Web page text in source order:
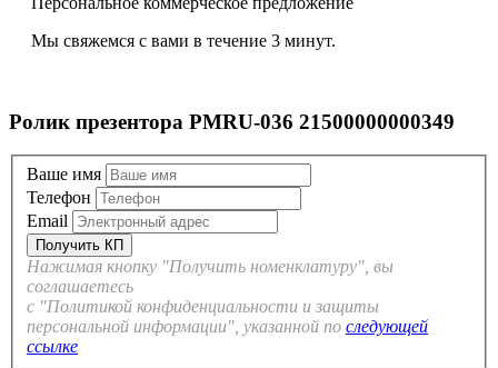
Мы свяжемся с вами в течение 3 минут.
Ролик презентора PMRU-036 21500000000349
Ваше имя
Телефон
Email
Нажимая кнопку "Получить номенклатуру", вы
соглашаетесь
с "Политикой конфиденциальности и защиты
персональной информации", указанной по следующей
ссылке